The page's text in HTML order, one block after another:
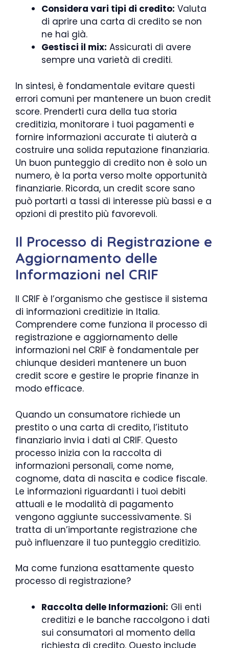
Considera vari tipi di credito: Valuta
di aprire una carta di credito se non
ne hai già.
Gestisci il mix: Assicurati di avere
sempre una varietà di crediti.
In sintesi, è fondamentale evitare questi
errori comuni per mantenere un buon credit
score. Prenderti cura della tua storia
creditizia, monitorare i tuoi pagamenti e
fornire informazioni accurate ti aiuterà a
costruire una solida reputazione finanziaria.
Un buon punteggio di credito non è solo un
numero, è la porta verso molte opportunità
finanziarie. Ricorda, un credit score sano
può portarti a tassi di interesse più bassi e a
opzioni di prestito più favorevoli.
Il Processo di Registrazione e
Aggiornamento delle
Informazioni nel CRIF
Il CRIF è l’organismo che gestisce il sistema
di informazioni creditizie in Italia.
Comprendere come funziona il processo di
registrazione e aggiornamento delle
informazioni nel CRIF è fondamentale per
chiunque desideri mantenere un buon
credit score e gestire le proprie finanze in
modo efficace.
Quando un consumatore richiede un
prestito o una carta di credito, l’istituto
finanziario invia i dati al CRIF. Questo
processo inizia con la raccolta di
informazioni personali, come nome,
cognome, data di nascita e codice fiscale.
Le informazioni riguardanti i tuoi debiti
attuali e le modalità di pagamento
vengono aggiunte successivamente. Si
tratta di un’importante registrazione che
può influenzare il tuo punteggio creditizio.
Ma come funziona esattamente questo
processo di registrazione?
Raccolta delle Informazioni: Gli enti
creditizi e le banche raccolgono i dati
sui consumatori al momento della
richiesta di credito. Questo include